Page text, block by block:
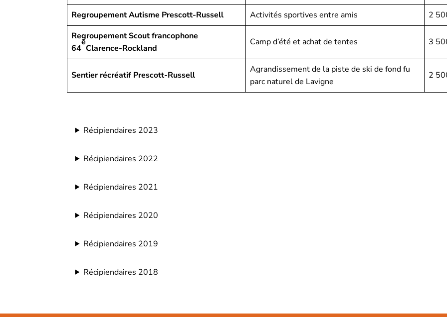
Regroupement Autisme Prescott-Russell Activités sportives entre amis
2
Regroupement Scout francophone
64
e
Clarence-Rockland
Camp d’été et achat de tentes 3
Sentier récréatif Prescott-Russell
Agrandissement de la piste de ski de fond fu
parc naturel de Lavigne
2
Récipiendaires 2023
Récipiendaires 2022
Récipiendaires 2021
Récipiendaires 2020
Récipiendaires 2019
Récipiendaires 2018